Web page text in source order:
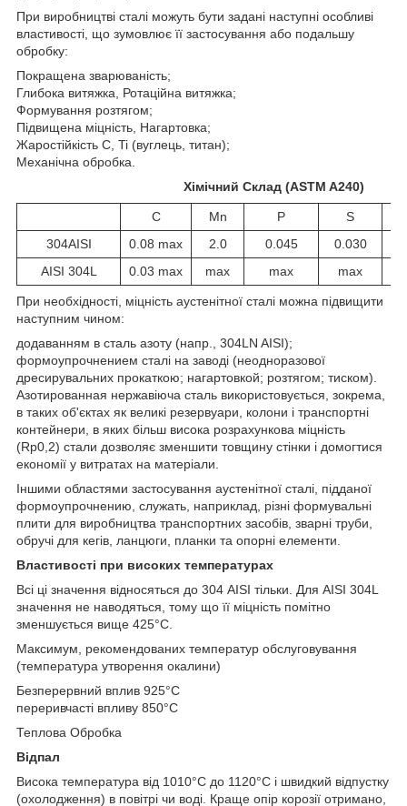
При виробництві сталі можуть бути задані наступні особливі
властивості, що зумовлює її застосування або подальшу
обробку:
Покращена зварюваність;
Глибока витяжка, Ротаційна витяжка;
Формування розтягом;
Підвищена міцність, Нагартовка;
Жаростійкість C, Ti (вуглець, титан);
Механічна обробка.
Хімічний Склад (ASTM A240)
C Mn P
S
304AISI
0.08 max 2.0 0.045
0.030
AISI 304L
0.03 max max max max
При необхідності, міцність аустенітної сталі можна підвищити
наступним чином:
додаванням в сталь азоту (напр., 304LN AISI);
формоупрочнением сталі на заводі (неодноразової
дресирувальних прокаткою; нагартовкой; розтягом; тиском).
Азотированная нержавіюча сталь використовується, зокрема,
в таких об'єктах як великі резервуари, колони і транспортні
контейнери, в яких більш висока розрахункова міцність
(Rp0,2) стали дозволяє зменшити товщину стінки і домогтися
економії у витратах на матеріали.
Іншими областями застосування аустенітної сталі, підданої
формоупрочнению, служать, наприклад, різні формувальні
плити для виробництва транспортних засобів, зварні труби,
обручі для кегів, ланцюги, планки та опорні елементи.
Властивості при високих температурах
Всі ці значення відносяться до 304 AISI тільки. Для AISI 304L
значення не наводяться, тому що її міцність помітно
зменшується вище 425°C.
Максимум, рекомендованих температур обслуговування
(температура утворення окалини)
Безперервний вплив 925°C
переривчасті впливу 850°C
Теплова Обробка
Відпал
Висока температура від 1010°C до 1120°C і швидкий відпустку
(охолодження) в повітрі чи воді. Краще опір корозії отримано,